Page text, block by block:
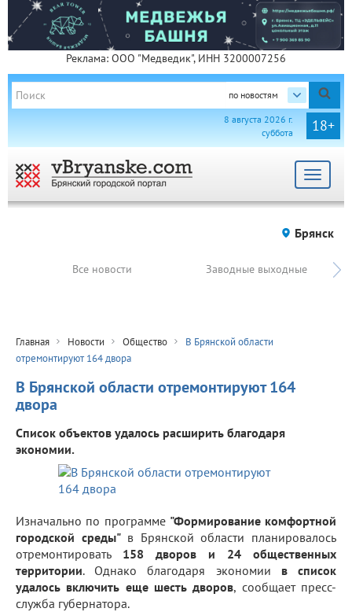
Реклама: ООО "Медведик", ИНН 3200007256
по новостям
18+
8 августа 2026 г.
суббота
Toggle
Брянск
Все новости Заводные выходные
Главная Новости Общество
В Брянской области
отремонтируют 164 двора
В Брянской области отремонтируют 164
двора
Список объектов удалось расширить благодаря
экономии.
Изначально по программе "Формирование комфортной
городской среды"в Брянской области планировалось
отремонтировать 158 дворов и 24 общественных
территории. Однако благодаря экономии в список
удалось включить еще шесть дворов, сообщает пресс-
служба губернатора.